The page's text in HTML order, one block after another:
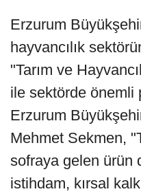
Erzurum
hayvancılık
"Tarım ve
ile sektörde önemli
Erzurum
Mehmet Sekmen,
sofraya gelen ürün
istihdam, kırsal